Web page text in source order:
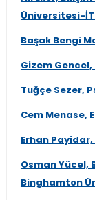
Üniversitesi-
Başak Bengi
Gizem Gencel,
Tuğçe Sezer,
Cem Menase,
Erhan Payidar,
Osman Yücel,
Binghamton